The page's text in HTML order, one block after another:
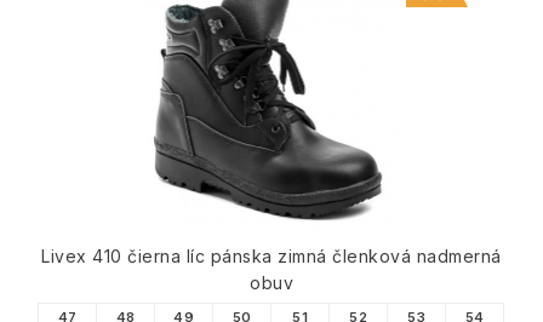
Livex 410 čierna líc pánska zimná členková nadmerná
obuv
47 48 49 50 51 52 53 54